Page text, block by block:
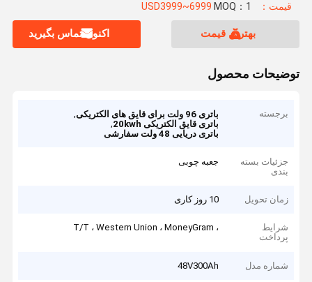
قیمت：USD3999~6999 MOQ：1
بهترین قیمت اکنون تماس بگیرید
توضیحات محصول
برجسته باتری 96 ولت برای قایق های الکتریکی
,
باتری قایق الکتریکی 20kwh
,
باتری دریایی 48 ولت سفارشی
جزئیات بسته
بندی
جعبه چوبی
زمان تحویل 10 روز کاری
شرایط
پرداخت
، T/T ، Western Union ، MoneyGram
شماره مدل 48V300Ah